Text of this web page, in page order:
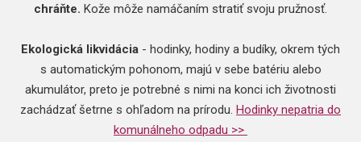
chráňte. Kože môže namáčaním stratiť svoju pružnosť.
Ekologická likvidácia - hodinky, hodiny a budíky, okrem tých
s automatickým pohonom, majú v sebe batériu alebo
akumulátor, preto je potrebné s nimi na konci ich životnosti
zachádzať šetrne s ohľadom na prírodu. Hodinky nepatria do
komunálneho odpadu >>